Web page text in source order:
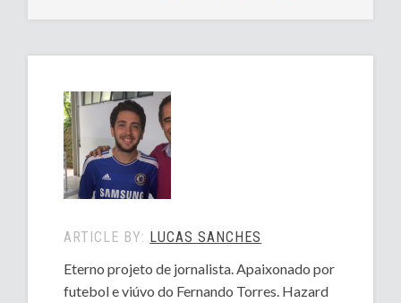
ARTICLE BY: LUCAS SANCHES
Eterno projeto de jornalista. Apaixonado por
futebol e viúvo do Fernando Torres. Hazard